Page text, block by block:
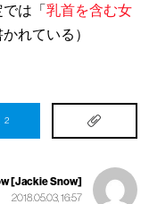
では「乳首を含む女
かれている）
2
[Jackie Snow]
2018.05.03, 16:57